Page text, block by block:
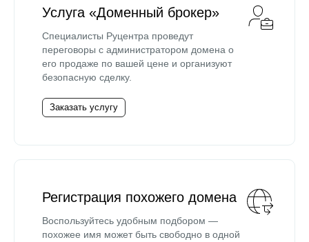
Услуга «Доменный брокер»
Специалисты Руцентра проведут
переговоры с администратором домена о
его продаже по вашей цене и организуют
безопасную сделку.
Заказать услугу
Регистрация похожего домена
Воспользуйтесь удобным подбором —
похожее имя может быть свободно в одной